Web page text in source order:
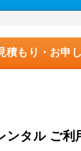
積もり・お申
ンタル ご利